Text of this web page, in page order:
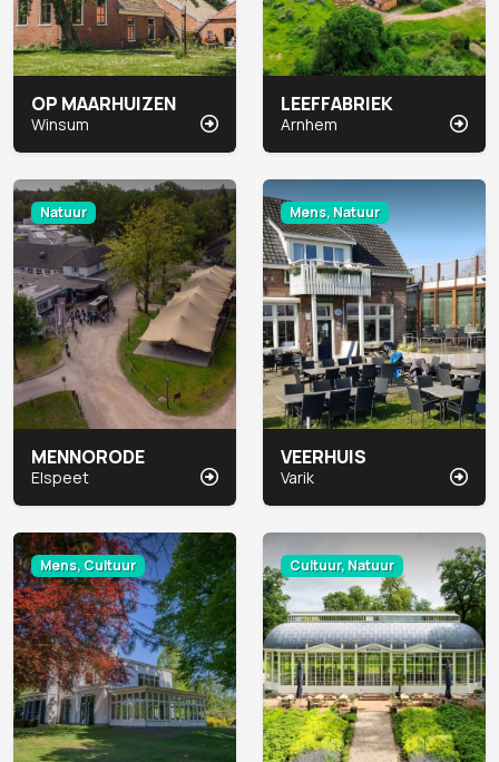
OP MAARHUIZEN
Winsum
LEEFFABRIEK
Arnhem
Natuur
MENNORODE
Elspeet
Mens, Natuur
VEERHUIS
Varik
Mens, Cultuur Cultuur, Natuur